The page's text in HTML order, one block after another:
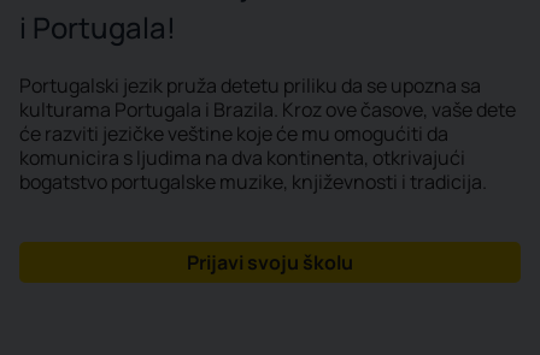
i Portugala!
Portugalski jezik pruža detetu priliku da se upozna sa
kulturama Portugala i Brazila. Kroz ove časove, vaše dete
će razviti jezičke veštine koje će mu omogućiti da
komunicira s ljudima na dva kontinenta, otkrivajući
bogatstvo portugalske muzike, književnosti i tradicija.
Prijavi svoju školu